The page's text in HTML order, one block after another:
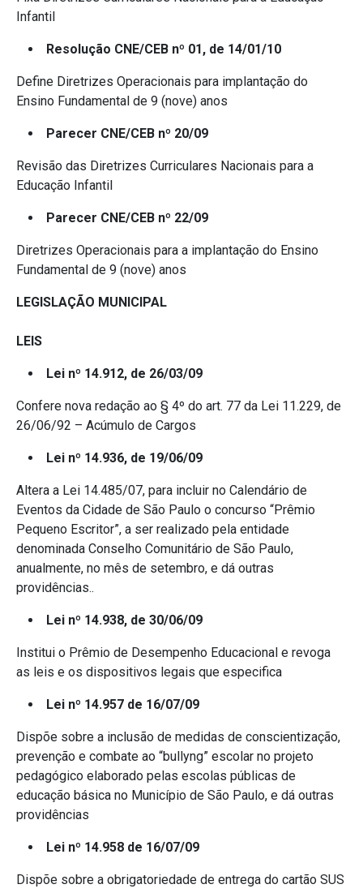
Infantil
Resolução CNE/CEB nº 01, de 14/01/10
Define Diretrizes Operacionais para implantação do
Ensino Fundamental de 9 (nove) anos
Parecer CNE/CEB nº 20/09
Revisão das Diretrizes Curriculares Nacionais para a
Educação Infantil
Parecer CNE/CEB nº 22/09
Diretrizes Operacionais para a implantação do Ensino
Fundamental de 9 (nove) anos
LEGISLAÇÃO MUNICIPAL
LEIS
Lei nº 14.912, de 26/03/09
Confere nova redação ao § 4º do art. 77 da Lei 11.229, de
26/06/92 – Acúmulo de Cargos
Lei nº 14.936, de 19/06/09
Altera a Lei 14.485/07, para incluir no Calendário de
Eventos da Cidade de São Paulo o concurso “Prêmio
Pequeno Escritor”, a ser realizado pela entidade
denominada Conselho Comunitário de São Paulo,
anualmente, no mês de setembro, e dá outras
providências..
Lei nº 14.938, de 30/06/09
Institui o Prêmio de Desempenho Educacional e revoga
as leis e os dispositivos legais que especifica
Lei nº 14.957 de 16/07/09
Dispõe sobre a inclusão de medidas de conscientização,
prevenção e combate ao “bullyng” escolar no projeto
pedagógico elaborado pelas escolas públicas de
educação básica no Município de São Paulo, e dá outras
providências
Lei nº 14.958 de 16/07/09
Dispõe sobre a obrigatoriedade de entrega do cartão SUS